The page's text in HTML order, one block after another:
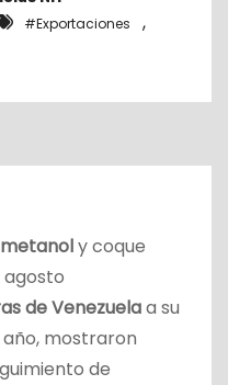
#Exportaciones ,
metanoly coque
de Venezuelaa su
mostraron
de